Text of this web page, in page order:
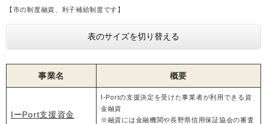
【市の制度融資、利子補給制度です】
表のサイズを切り替える
事業名 概要
IーPort支援資金
I-Portの支援決定を受けた事業者が利用できる資
金融資
※融資には金融機関や長野県信用保証協会の審査